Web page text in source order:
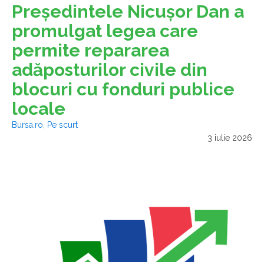
Preşedintele Nicuşor Dan a
promulgat legea care
permite repararea
adăposturilor civile din
blocuri cu fonduri publice
locale
Bursa.ro
Pe scurt
3 iulie 2026